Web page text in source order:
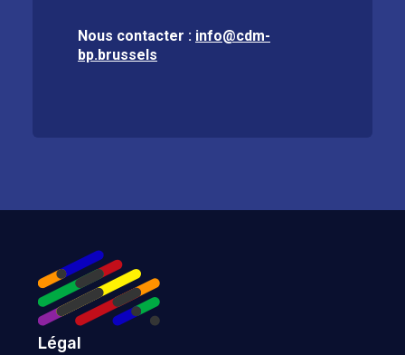
Nous contacter : info@cdm-
bp.brussels
Légal